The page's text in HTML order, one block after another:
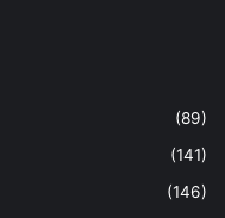
(89)
(141)
(146)